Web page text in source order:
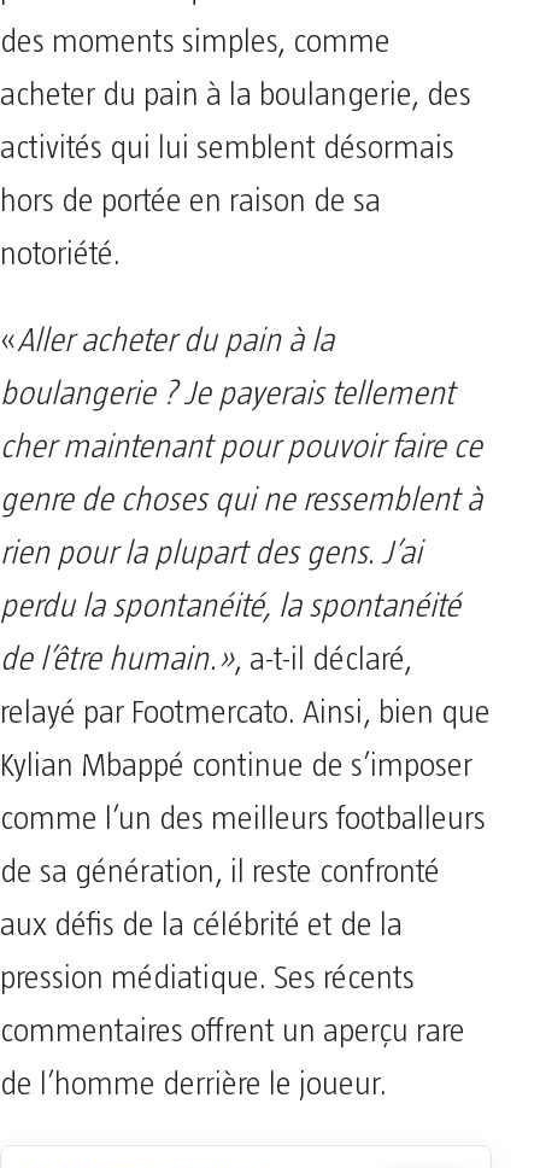
des moments simples, comme
acheter du pain à la boulangerie, des
activités qui lui semblent désormais
hors de portée en raison de sa
notoriété.
«Aller acheter du pain à la
boulangerie ? Je payerais tellement
cher maintenant pour pouvoir faire ce
genre de choses qui ne ressemblent à
rien pour la plupart des gens. J’ai
perdu la spontanéité, la spontanéité
de l’être humain.», a-t-il déclaré,
relayé par Footmercato. Ainsi, bien que
Kylian Mbappé continue de s’imposer
comme l’un des meilleurs footballeurs
de sa génération, il reste confronté
aux défis de la célébrité et de la
pression médiatique. Ses récents
commentaires offrent un aperçu rare
de l’homme derrière le joueur.